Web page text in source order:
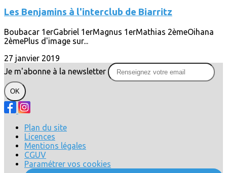
Les Benjamins à l'interclub de Biarritz
Boubacar 1erGabriel 1erMagnus 1erMathias 2èmeOihana
2èmePlus d'image sur...
27 janvier 2019
Je m'abonne à la newsletter
OK
Plan du site
Licences
Mentions légales
CGUV
Paramétrer vos cookies